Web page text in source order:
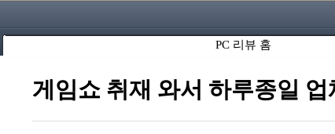
PC 리뷰 홈
게임쇼 취재 와서 하루종일